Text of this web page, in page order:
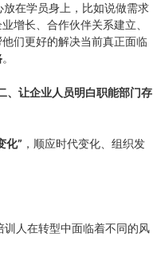
在学员身上，比如说做需求
增长、合作伙伴关系建立、
们更好的解决当前真正面临
。
、让企业人员明白职能部门存
化” ，顺应时代变化、组织发
人在转型中面临着不同的风